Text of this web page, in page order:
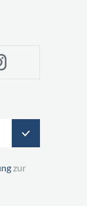
zur